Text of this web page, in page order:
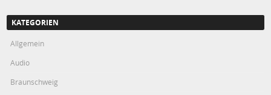
KATEGORIEN
Allgemein
Audio
Braunschweig